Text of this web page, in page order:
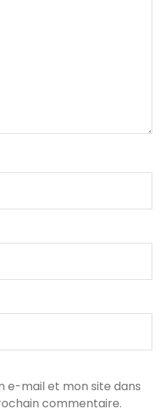
e-mail et mon site dans
commentaire.